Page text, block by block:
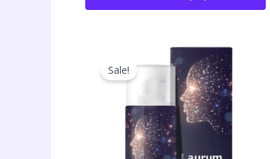
рсд7,400.00.
Sale!